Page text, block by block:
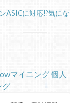
ASICに対応!?気にな
マイニング 個人
グ